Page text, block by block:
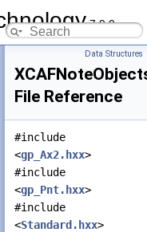
7.9.0
Data Structures
File Reference
#include
<gp_Ax2.hxx>
#include
<gp_Pnt.hxx>
#include
<Standard.hxx>